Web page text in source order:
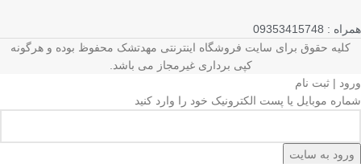
همراه : 09353415748
کلیه حقوق برای سایت فروشگاه اینترنتی مهدتشک محفوظ بوده و هرگونه
کپی برداری غیرمجاز می باشد.
ورود | ثبت نام
شماره موبایل یا پست الکترونیک خود را وارد کنید
ورود به سایت